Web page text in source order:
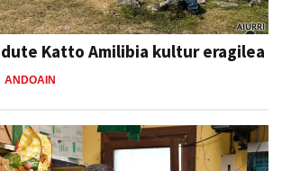
Katto Amilibia kultur eragilea
ANDOAIN